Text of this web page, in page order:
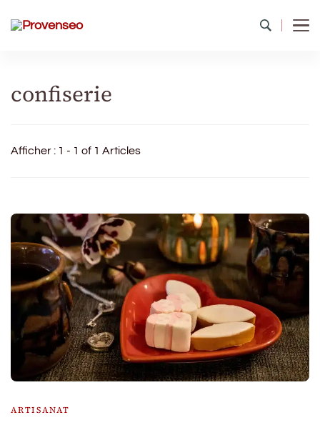
confiserie
Afficher : 1 - 1 of 1 Articles
ARTISANAT